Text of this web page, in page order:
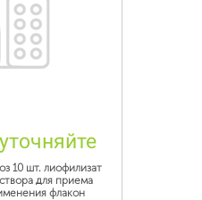
10 шт. лиофилизат
для приема
флакон